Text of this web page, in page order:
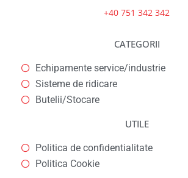
+40 751 342 342
CATEGORII
Echipamente service/industrie
Sisteme de ridicare
Butelii/Stocare
UTILE
Politica de confidentialitate
Politica Cookie